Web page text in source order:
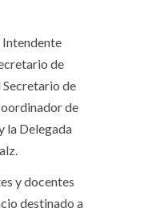
de
de
de
la Delegada
y docentes
destinado a